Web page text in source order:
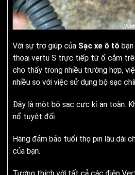
Với sự trợ giúp của Sạc xe ô tô
thoại vertu S trực tiếp từ ổ cắm
cho thấy trong nhiều trường hợp,
nhiều so với việc sử dụng bộ sạc
Đây là một bộ sạc cực kì an toàn.
nổ tuyệt đối.
Hãng đảm bảo tuổi thọ pin lâu dài
của bạn.
Tương thích với tất cả các điện